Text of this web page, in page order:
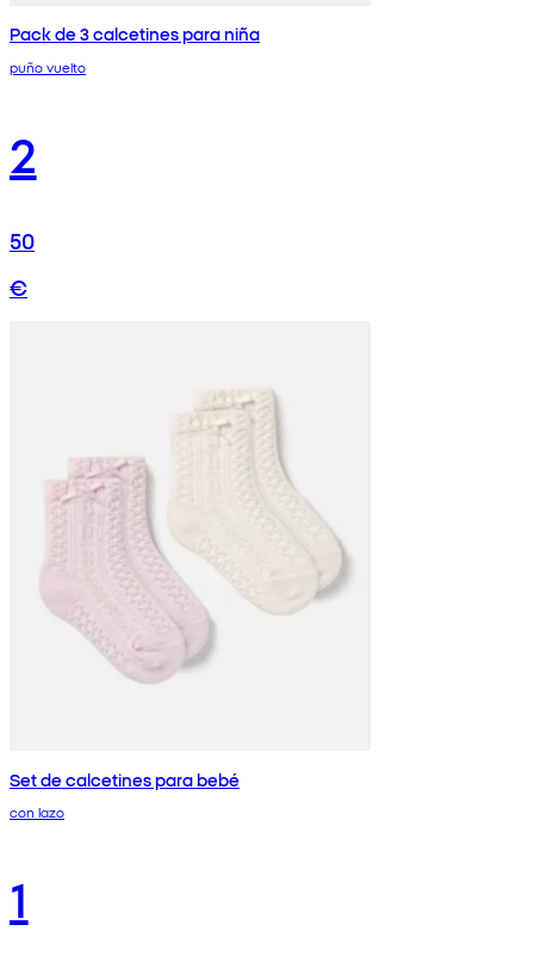
Pack de 3 calcetines para niña
puño vuelto
2
50
€
Set de calcetines para bebé
con lazo
1